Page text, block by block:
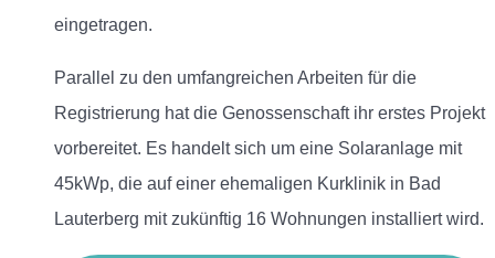
eingetragen.
Parallel zu den umfangreichen Arbeiten für die
Registrierung hat die Genossenschaft ihr erstes Projekt
vorbereitet. Es handelt sich um eine Solaranlage mit
45kWp, die auf einer ehemaligen Kurklinik in Bad
Lauterberg mit zukünftig 16 Wohnungen installiert wird.